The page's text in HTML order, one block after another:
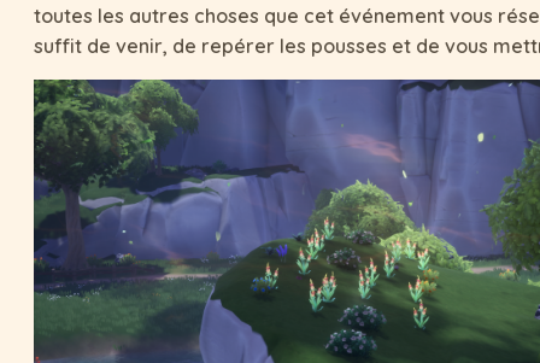
toutes les autres choses que cet événement vous
suffit de venir, de repérer les pousses et de vous